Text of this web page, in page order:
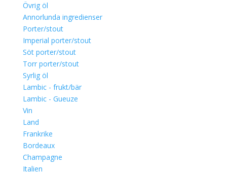
Övrig öl
Annorlunda ingredienser
Porter/stout
Imperial porter/stout
Söt porter/stout
Torr porter/stout
Syrlig öl
Lambic - frukt/bär
Lambic - Gueuze
Vin
Land
Frankrike
Bordeaux
Champagne
Italien